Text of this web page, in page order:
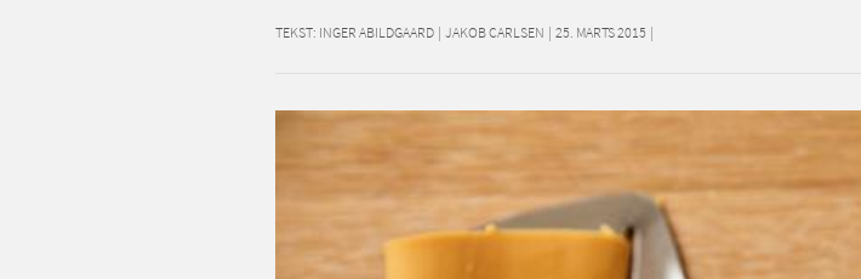
TEKST: INGER ABILDGAARD | JAKOB CARLSEN | 25. MARTS 2015 |